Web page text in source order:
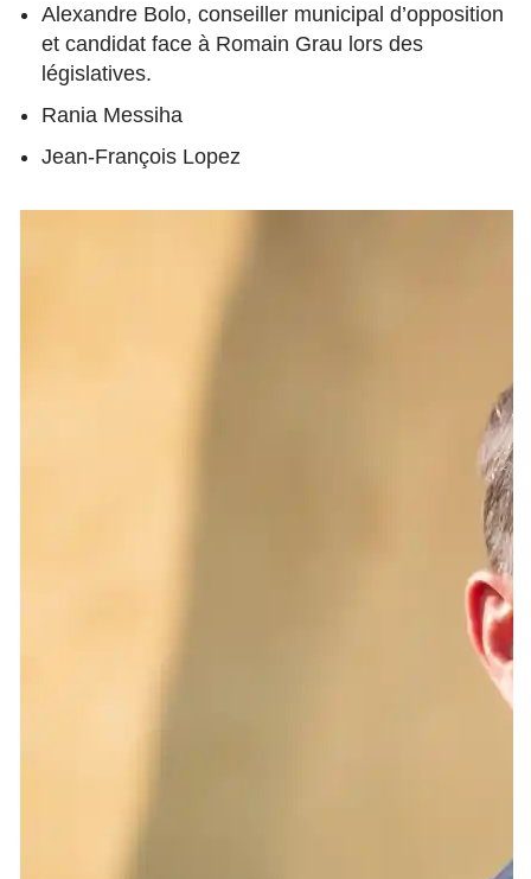
Alexandre Bolo, conseiller municipal d’opposition
et candidat face à Romain Grau lors des
législatives.
Rania Messiha
Jean-François Lopez